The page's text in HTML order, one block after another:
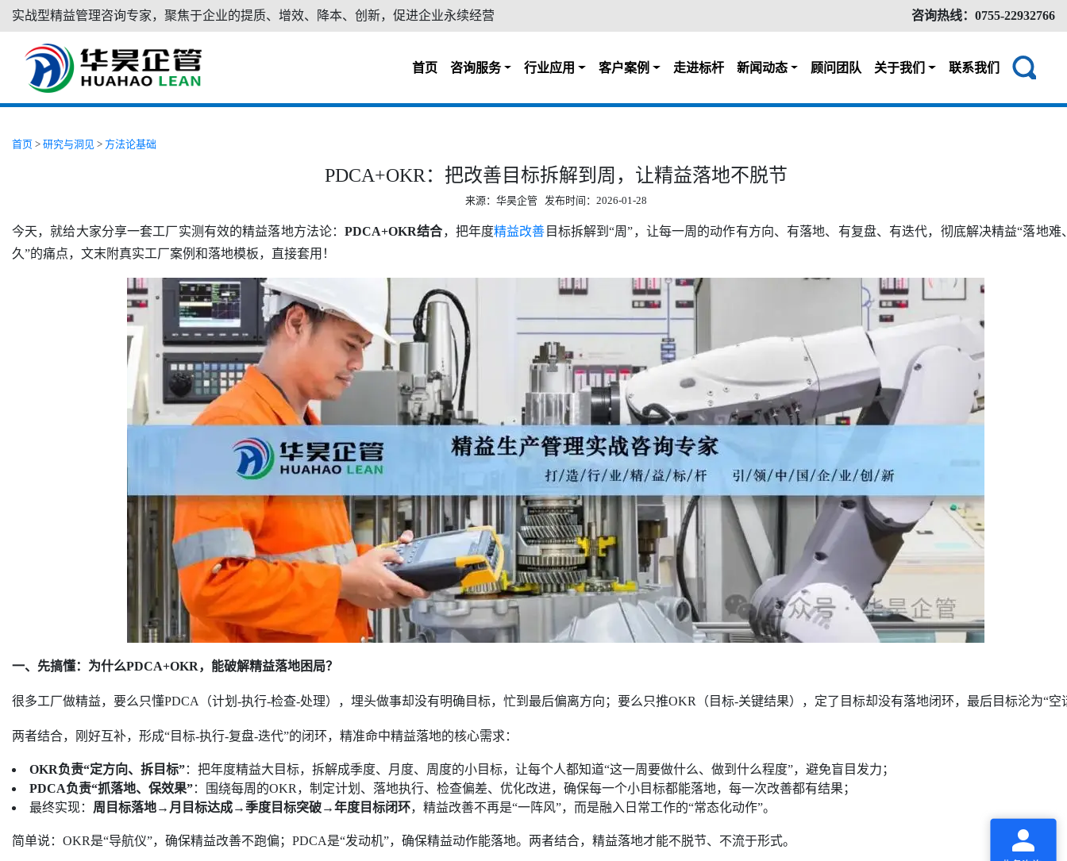
咨询热线：0755-22932766
实战型精益管理咨询专家，聚焦于企业的提质、增效、降本、创新，促进企业永续经营
首页 咨询服务 行业应用 客户案例 走进标杆 新闻动态 顾问团队 关于我们 联系我们
首页 > 研究与洞见 > 方法论基础
PDCA+OKR：把改善目标拆解到周，让精益落地不脱节
来源：华昊企管 发布时间：2026-01-28
今天，就给大家分享一套工厂实测有效的精益落地方法论：PDCA+OKR结合，把年度精益改善 目标拆解到“周”，让每一周的动作有方向、有落地、有复盘、有迭代，彻底解决精益“落地难
久”的痛点，文末附真实工厂案例和落地模板，直接套用！
一、先搞懂：为什么PDCA+OKR，能破解精益落地困局？
很多工厂做精益，要么只懂PDCA（计划-执行-检查-处理），埋头做事却没有明确目标，忙到最后偏离方向；要么只推OKR（目标-关键结果），定了目标却没有落地闭环，最后目标沦为“空
两者结合，刚好互补，形成“目标-执行-复盘-迭代”的闭环，精准命中精益落地的核心需求：
OKR负责“定方向、拆目标”：把年度精益大目标，拆解成季度、月度、周度的小目标，让每个人都知道“这一周要做什么、做到什么程度”，避免盲目发力；
PDCA负责“抓落地、保效果”：围绕每周的OKR，制定计划、落地执行、检查偏差、优化改进，确保每一个小目标都能落地，每一次改善都有结果；
最终实现： 周目标落地→月目标达成→季度目标突破→年度目标闭环，精益改善不再是“一阵风”，而是融入日常工作的“常态化动作”。
简单说：OKR是“导航仪”，确保精益改善不跑偏；PDCA是“发动机”，确保精益动作能落地。两者结合，精益落地才能不脱节、不流于形式。